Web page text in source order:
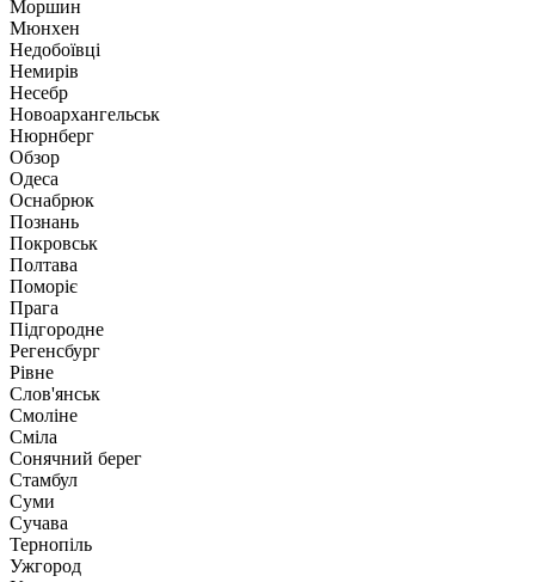
Моршин
Мюнхен
Недобоївці
Немирів
Несебр
Новоархангельськ
Нюрнберг
Обзор
Одеса
Оснабрюк
Познань
Покровськ
Полтава
Поморіє
Прага
Підгородне
Регенсбург
Рівне
Слов'янськ
Смоліне
Сміла
Сонячний берег
Стамбул
Суми
Сучава
Тернопіль
Ужгород